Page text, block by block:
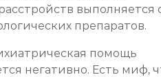
выполняется
препаратов.
помощь
негативно. Есть миф,